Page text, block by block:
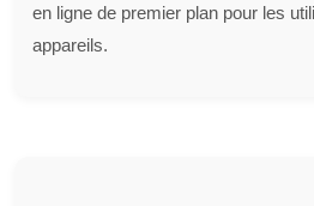
en ligne de premier plan pour les
appareils.